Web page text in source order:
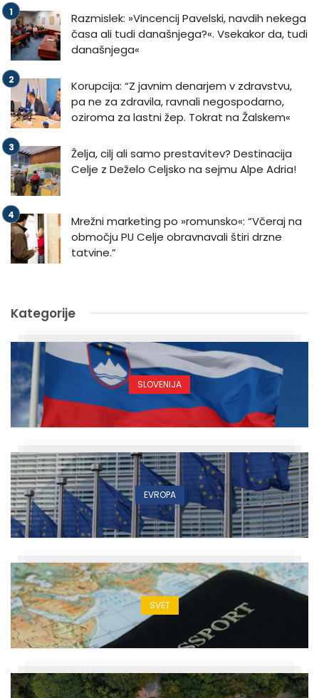
Razmislek: »Vincencij Pavelski, navdih nekega
časa ali tudi današnjega?«. Vsekakor da, tudi
današnjega«
Korupcija: “Z javnim denarjem v zdravstvu,
pa ne za zdravila, ravnali negospodarno,
oziroma za lastni žep. Tokrat na Žalskem«
Želja, cilj ali samo prestavitev? Destinacija
Celje z Deželo Celjsko na sejmu Alpe Adria!
Mrežni marketing po »romunsko«: “Včeraj na
območju PU Celje obravnavali štiri drzne
tatvine.”
Kategorije
SLOVENIJA
EVROPA
SVET